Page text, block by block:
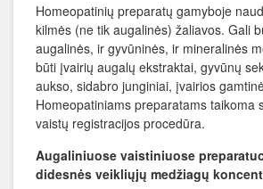
Homeopatinių preparatų gamyboje
kilmės (ne tik augalinės) žaliavos. Gali
augalinės, ir gyvūninės, ir mineralinės
būti įvairių augalų ekstraktai, gyvūnų
aukso, sidabro junginiai, įvairios
Homeopatiniams preparatams taikoma
vaistų registracijos procedūra.
Augaliniuose vaistiniuose
didesnės veikliųjų medžiagų